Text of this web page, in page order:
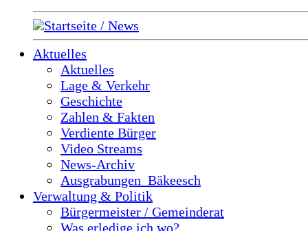
Startseite / News
Aktuelles
Aktuelles
Lage & Verkehr
Geschichte
Zahlen & Fakten
Verdiente Bürger
Video Streams
News-Archiv
Ausgrabungen_Bäkeesch
Verwaltung & Politik
Bürgermeister / Gemeinderat
Was erledige ich wo?